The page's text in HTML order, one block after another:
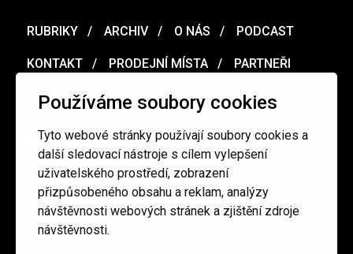
Používáme soubory cookies
Tyto webové stránky používají soubory cookies a
další sledovací nástroje s cílem vylepšení
uživatelského prostředí, zobrazení
přizpůsobeného obsahu a reklam, analýzy
návštěvnosti webových stránek a zjištění zdroje
návštěvnosti.
RUBRIKY ARCHIV O NÁS PODCAST
KONTAKT PRODEJNÍ MÍSTA PARTNEŘI
MERCH VOUCHER
Ochrana osobních údajů / Obchodní podmínky
redakce@cinepur.cz